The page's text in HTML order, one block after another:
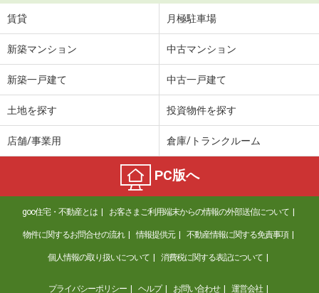
賃貸 月極駐車場
新築マンション 中古マンション
新築一戸建て 中古一戸建て
土地を探す 投資物件を探す
店舗/事業用 倉庫/トランクルーム
PC版へ
goo住宅・不動産とは お客さまご利用端末からの情報の外部送信について
物件に関するお問合せの流れ 情報提供元 不動産情報に関する免責事項
個人情報の取り扱いについて 消費税に関する表記について
プライバシーポリシー ヘルプ お問い合わせ 運営会社